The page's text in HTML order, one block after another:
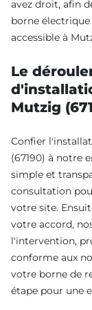
avez droit, afin
borne
accessible à
Le
Mutzig
Confier
(67190) à notre
simple et
consultation
votre site.
votre accord,
l'intervention,
conforme aux
votre borne de
étape pour une